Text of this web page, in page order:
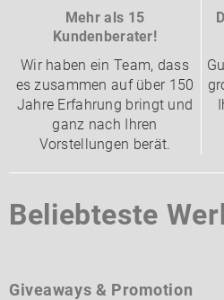
Mehr als 15
Kundenberater!
Wir haben ein Team, dass
es zusammen auf über 150
Jahre Erfahrung bringt und
ganz nach Ihren
Vorstellungen berät.
Beliebteste
Giveaways & Promotion